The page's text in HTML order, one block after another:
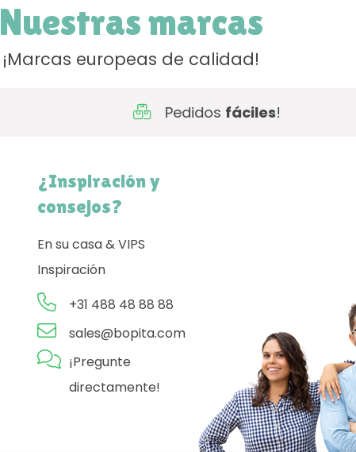
Nuestras marcas
¡Marcas europeas de calidad!
Pedidos fáciles!
¿Inspiración y
consejos?
En su casa & VIPS
Inspiración
+31 488 48 88 88
sales@bopita.com
¡Pregunte
directamente!